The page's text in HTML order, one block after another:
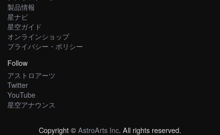
製品情報
星ナビ
星空ガイド
オンラインショップ
プライバシー・ポリシー
Follow
アストロアーツ
Twitter
YouTube
星空アナウンス
Copyright ©AstroArts Inc. All rights reserved.